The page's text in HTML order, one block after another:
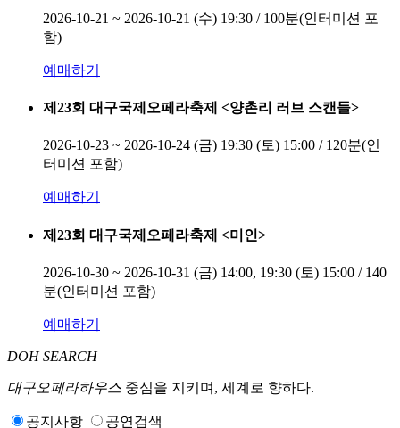
2026-10-21 ~ 2026-10-21 (수) 19:30 / 100분(인터미션 포
함)
예매하기
제23회 대구국제오페라축제 <양촌리 러브 스캔들>
2026-10-23 ~ 2026-10-24 (금) 19:30 (토) 15:00 / 120분(인
터미션 포함)
예매하기
제23회 대구국제오페라축제 <미인>
2026-10-30 ~ 2026-10-31 (금) 14:00, 19:30 (토) 15:00 / 140
분(인터미션 포함)
예매하기
DOH SEARCH
대구오페라하우스 중심을 지키며, 세계로 향하다.
공지사항 공연검색